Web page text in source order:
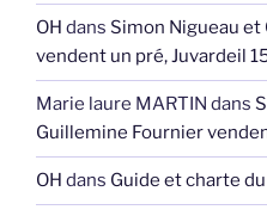
OH dans Simon Nigueau
vendent un pré, Juvardeil
Marie laure MARTIN dans
Guillemine Fournier
OH dans Guide et charte